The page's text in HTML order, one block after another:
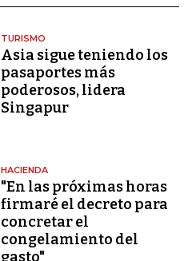
TURISMO
Asia sigue teniendo los
pasaportes más
poderosos, lidera
Singapur
HACIENDA
"En las próximas horas
firmaré el decreto para
concretar el
congelamiento del
gasto"